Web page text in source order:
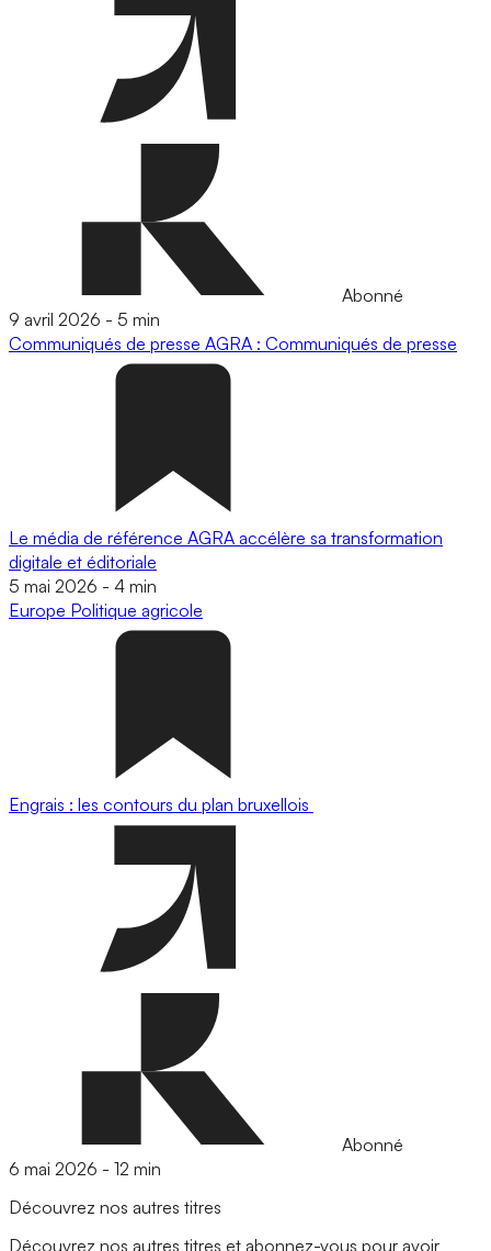
Abonné
9 avril 2026 - 5 min
Communiqués de presse AGRA : Communiqués de presse
Le média de référence AGRA accélère sa transformation
digitale et éditoriale
5 mai 2026 - 4 min
Europe Politique agricole
Engrais : les contours du plan bruxellois
Abonné
6 mai 2026 - 12 min
Découvrez nos autres titres
Découvrez nos autres titres et abonnez-vous pour avoir